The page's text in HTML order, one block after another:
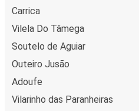
Carrica
Vilela Do Tâmega
Soutelo de Aguiar
Outeiro Jusão
Adoufe
Vilarinho das Paranheiras